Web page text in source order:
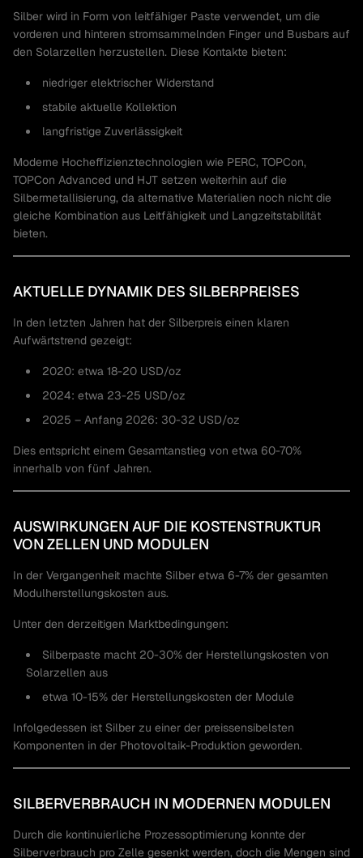
Silber wird in Form von leitfähiger Paste verwendet, um die
vorderen und hinteren stromsammelnden Finger und Busbars auf
den Solarzellen herzustellen. Diese Kontakte bieten:
niedriger elektrischer Widerstand
stabile aktuelle Kollektion
langfristige Zuverlässigkeit
Moderne Hocheffizienztechnologien wie PERC, TOPCon,
TOPCon Advanced und HJT setzen weiterhin auf die
Silbermetallisierung, da alternative Materialien noch nicht die
gleiche Kombination aus Leitfähigkeit und Langzeitstabilität
bieten.
AKTUELLE DYNAMIK DES SILBERPREISES
In den letzten Jahren hat der Silberpreis einen klaren
Aufwärtstrend gezeigt:
2020: etwa 18-20 USD/oz
2024: etwa 23-25 USD/oz
2025 – Anfang 2026: 30-32 USD/oz
Dies entspricht einem Gesamtanstieg von etwa 60-70%
innerhalb von fünf Jahren.
AUSWIRKUNGEN AUF DIE KOSTENSTRUKTUR
VON ZELLEN UND MODULEN
In der Vergangenheit machte Silber etwa 6-7% der gesamten
Modulherstellungskosten aus.
Unter den derzeitigen Marktbedingungen:
Silberpaste macht 20-30% der Herstellungskosten von
Solarzellen aus
etwa 10-15% der Herstellungskosten der Module
Infolgedessen ist Silber zu einer der preissensibelsten
Komponenten in der Photovoltaik-Produktion geworden.
SILBERVERBRAUCH IN MODERNEN MODULEN
Durch die kontinuierliche Prozessoptimierung konnte der
Silberverbrauch pro Zelle gesenkt werden, doch die Mengen sind